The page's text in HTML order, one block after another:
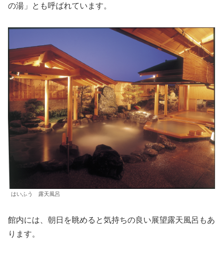
の湯」とも呼ばれています。
はいふう 露天風呂
館内には、朝日を眺めると気持ちの良い展望露天風呂もあ
ります。